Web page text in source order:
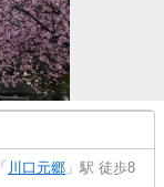
「 川口元郷 」駅 徒歩8